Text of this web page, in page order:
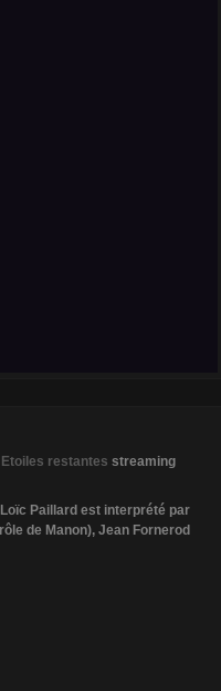
Etoiles restantes streaming
Paillard est interprété par
de Manon), Jean Fornerod